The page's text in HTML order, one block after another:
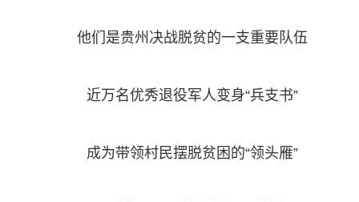
他们是贵州决战脱贫的一支重要队伍
近万名优秀退役军人变身“兵支书”
成为带领村民摆脱贫困的“领头雁”